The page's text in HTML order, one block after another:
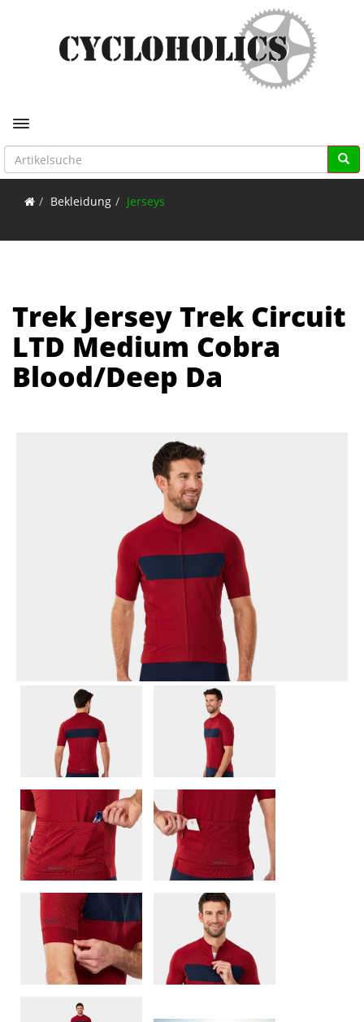
Toggle navigation
Bekleidung Jerseys
Trek Jersey Trek Circuit
LTD Medium Cobra
Blood/Deep Da